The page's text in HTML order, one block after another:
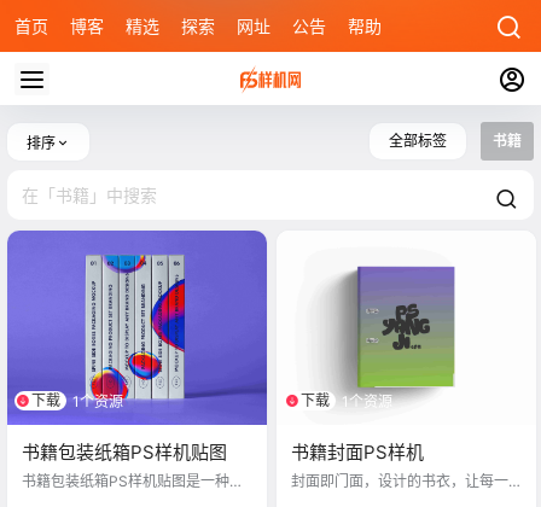
首页 博客 精选 探索 网址 公告 帮助
排序 全部标签 书籍
下载 1个资源
书籍包装纸箱PS样机贴图
书籍包装纸箱PS样机贴图是一种数
下载 1个资源
书籍封面PS样机
封面即门面，设计的书衣，让每一